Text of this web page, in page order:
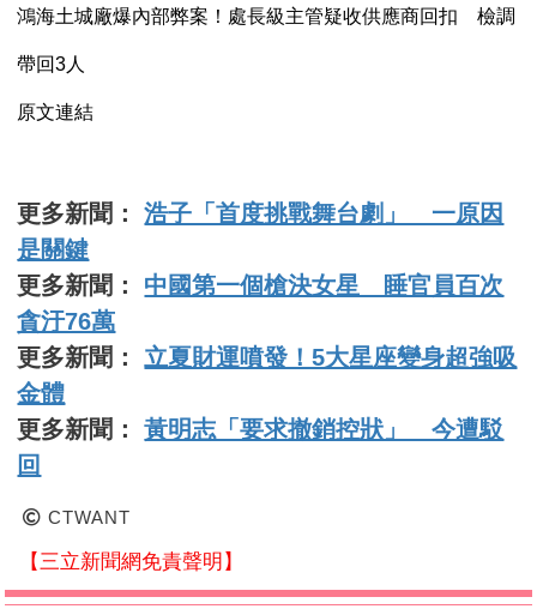
鴻海土城廠爆內部弊案！處長級主管疑收供應商回扣 檢調
帶回3人
原文連結
更多新聞：浩子「首度挑戰舞台劇」 一原因
是關鍵
更多新聞： 中國第一個槍決女星 睡官員百次
貪汙76萬
更多新聞： 立夏財運噴發！5大星座變身超強吸
金體
更多新聞：黃明志「要求撤銷控狀」 今遭駁
回
CTWANT
【三立新聞網免責聲明】